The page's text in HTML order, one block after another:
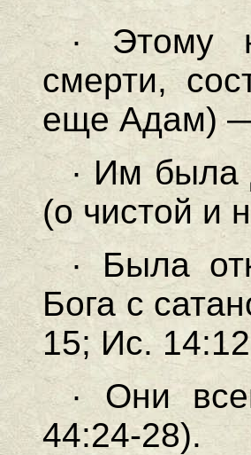
· Этому
смерти,
еще Адам)
· Им была
(о чистой и
· Была
Бога с
15; Ис.
· Они
44:24-28).